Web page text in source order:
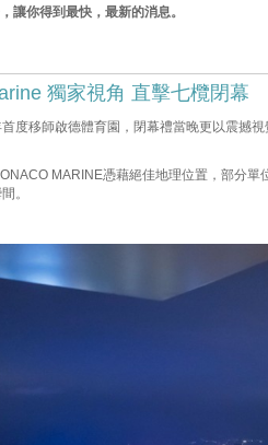
讓你得到最快，最新的消息。
獨家視角 直擊七欖閉幕
度移師啟德體育園，閉幕禮當晚更以震撼
MARINE憑藉絕佳地理位置，部分單
。